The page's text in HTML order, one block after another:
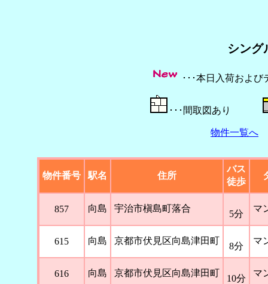
シング
･･･本日入荷お
･･･間取図あり
物件一覧へ
物件番号 駅名 住所
バス
徒歩
857 向島 宇治市槇島町落合
5分
マ
615 向島 京都市伏見区向島津田町
8分
マ
616 向島 京都市伏見区向島津田町
10分
マ